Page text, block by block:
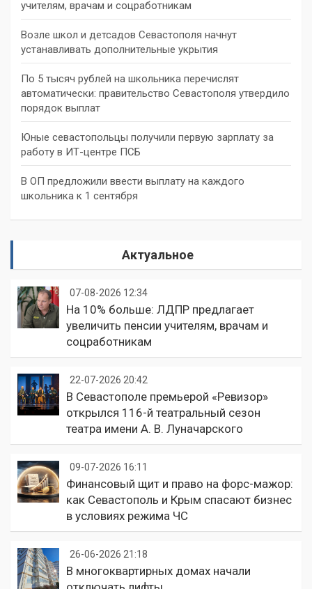
учителям, врачам и соцработникам
Возле школ и детсадов Севастополя начнут
устанавливать дополнительные укрытия
По 5 тысяч рублей на школьника перечислят
автоматически: правительство Севастополя утвердило
порядок выплат
Юные севастопольцы получили первую зарплату за
работу в ИТ-центре ПСБ
В ОП предложили ввести выплату на каждого
школьника к 1 сентября
Актуальное
07-08-2026 12:34
На 10% больше: ЛДПР предлагает
увеличить пенсии учителям, врачам и
соцработникам
22-07-2026 20:42
В Севастополе премьерой «Ревизор»
открылся 116-й театральный сезон
театра имени А. В. Луначарского
09-07-2026 16:11
Финансовый щит и право на форс-мажор:
как Севастополь и Крым спасают бизнес
в условиях режима ЧС
26-06-2026 21:18
В многоквартирных домах начали